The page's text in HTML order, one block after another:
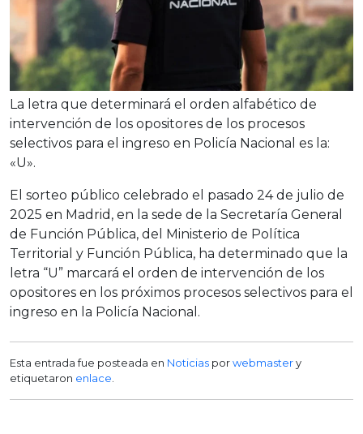
La letra que determinará el orden alfabético de
intervención de los opositores de los procesos
selectivos para el ingreso en Policía Nacional es la:
«U».
El sorteo público celebrado el pasado 24 de julio de
2025 en Madrid, en la sede de la Secretaría General
de Función Pública, del Ministerio de Política
Territorial y Función Pública, ha determinado que la
letra “U” marcará el orden de intervención de los
opositores en los próximos procesos selectivos para el
ingreso en la Policía Nacional.
Esta entrada fue posteada en Noticias porwebmastery
etiquetaron enlace